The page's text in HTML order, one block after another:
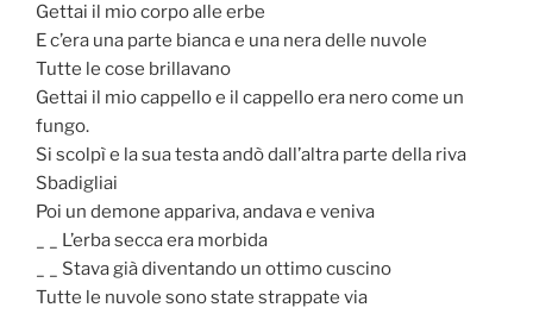
Gettai il mio corpo alle erbe
E c’era una parte bianca e una nera delle nuvole
Tutte le cose brillavano
Gettai il mio cappello e il cappello era nero come un
fungo.
Si scolpì e la sua testa andò dall’altra parte della riva
Sbadigliai
Poi un demone appariva, andava e veniva
_ _ L’erba secca era morbida
_ _ Stava già diventando un ottimo cuscino
Tutte le nuvole sono state strappate via